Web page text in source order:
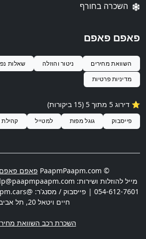
השכרה בחורף
פאפם פאפם
השוואת מחירים ניטור והוזלה שאלות
מדיניות פרטיות
⭐️ דירוג 5 מתוך 5 ( 15 ביקורות)
פייסבוק גוגל מפות למטייל קהילת
© PaapmPaapm.com פאפם פאפם
מייל להוזלות ושירות:
054-612-7601 | פייסבוק / מסנג'ר: @PaapmPaapm.cars | משרדים:
חיים ויטאל 20
, תל
השכרת רכב השוואת